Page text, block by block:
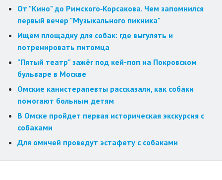
От "Кино" до Римского‑Корсакова. Чем запомнился
первый вечер "Музыкального пикника"
Ищем площадку для собак: где выгулять и
потренировать питомца
"Пятый театр" зажёг под кей-поп на Покровском
бульваре в Москве
Омские канистерапевты рассказали, как собаки
помогают больным детям
В Омске пройдет первая историческая экскурсия с
собаками
Для омичей проведут эстафету с собаками